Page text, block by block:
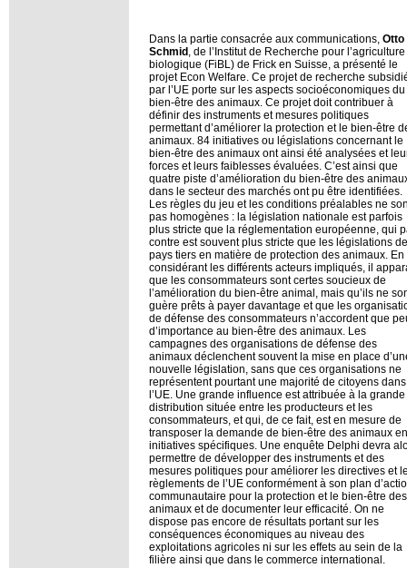
Dans la partie consacrée aux communications, Otto
Schmid , de l’Institut de Recherche pour l’agriculture
biologique (FiBL) de Frick en Suisse, a présenté le
projet Econ Welfare. Ce projet de recherche
par l’UE porte sur les aspects socioéconomiques du
bien-être des animaux. Ce projet doit contribuer à
définir des instruments et mesures politiques
permettant d’améliorer la protection et le bien-être
animaux. 84 initiatives ou législations concernant le
bien-être des animaux ont ainsi été analysées et
forces et leurs faiblesses évaluées. C’est ainsi que
quatre piste d’amélioration du bien-être des
dans le secteur des marchés ont pu être identifiées.
Les règles du jeu et les conditions préalables ne
pas homogènes : la législation nationale est parfois
plus stricte que la réglementation européenne, qui
contre est souvent plus stricte que les législations
pays tiers en matière de protection des animaux. En
considérant les différents acteurs impliqués, il
que les consommateurs sont certes soucieux de
l’amélioration du bien-être animal, mais qu’ils ne
guère prêts à payer davantage et que les
de défense des consommateurs n’accordent que
d’importance au bien-être des animaux. Les
campagnes des organisations de défense des
animaux déclenchent souvent la mise en place
nouvelle législation, sans que ces organisations ne
représentent pourtant une majorité de citoyens dans
l’UE. Une grande influence est attribuée à la grande
distribution située entre les producteurs et les
consommateurs, et qui, de ce fait, est en mesure de
transposer la demande de bien-être des animaux en
initiatives spécifiques. Une enquête Delphi devra
permettre de développer des instruments et des
mesures politiques pour améliorer les directives et
règlements de l’UE conformément à son plan
communautaire pour la protection et le bien-être des
animaux et de documenter leur efficacité. On ne
dispose pas encore de résultats portant sur les
conséquences économiques au niveau des
exploitations agricoles ni sur les effets au sein de la
filière ainsi que dans le commerce international.